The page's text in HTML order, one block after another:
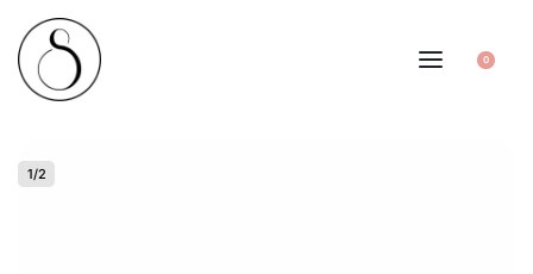
0
1/2